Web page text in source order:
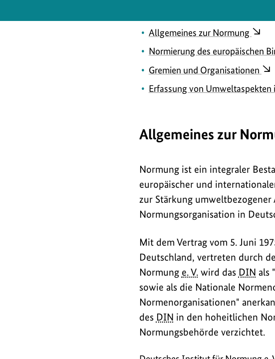
Allgemeines zur Normung
Normierung des europäischen
Gremien und Organisationen
Erfassung von Umweltaspekten
Allgemeines zur
Normung ist ein integraler
europäischer und
zur Stärkung
Normungsorganisation in
Mit dem Vertrag vom 5. Juni
Deutschland, vertreten durch
Normung e. V.wird das DIN als
sowie als die Nationale
Normenorganisationen"
des DIN in den hoheitlichen
Normungsbehörde verzichtet.